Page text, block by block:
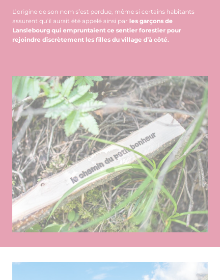
L’origine de son nom s’est perdue, même si certains habitants
assurent qu’il aurait été appelé ainsi par les garçons de
Lanslebourg qui empruntaient ce sentier forestier pour
rejoindre discrètement les filles du village d’à côté.